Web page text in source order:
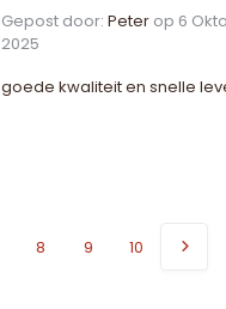
Gepost door: Peter op 6
2025
goede kwaliteit en snelle
8 9 10